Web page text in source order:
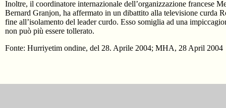
Inoltre, il coordinatore internazionale dell’organizzazione francese
Bernard Granjon, ha affermato in un dibattito alla televisione curda
fine all’isolamento del leader curdo. Esso somiglia ad una
non può più essere tollerato.
Fonte: Hurriyetim ondine, del 28. Aprile 2004; MHA, 28 April 2004